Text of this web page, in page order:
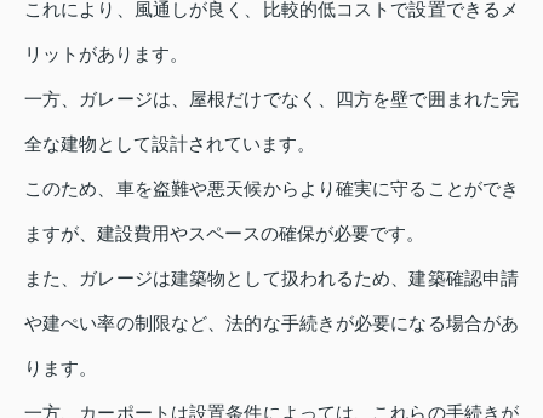
これにより、風通しが良く、比較的低コストで設置できるメ
リットがあります。
一方、ガレージは、屋根だけでなく、四方を壁で囲まれた完
全な建物として設計されています。
このため、車を盗難や悪天候からより確実に守ることができ
ますが、建設費用やスペースの確保が必要です。
また、ガレージは建築物として扱われるため、建築確認申請
や建ぺい率の制限など、法的な手続きが必要になる場合があ
ります。
一方、カーポートは設置条件によっては、これらの手続きが